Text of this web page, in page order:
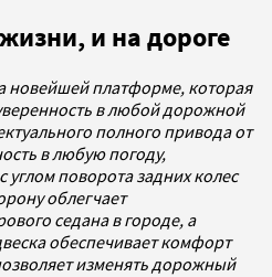
и на дороге
новейшей платформе, которая
в любой дорожной
полного привода от
в любую погоду,
поворота задних колес
облегчает
седана в городе, а
обеспечивает комфорт
изменять дорожный